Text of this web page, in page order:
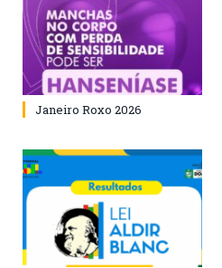
Janeiro Roxo 2026